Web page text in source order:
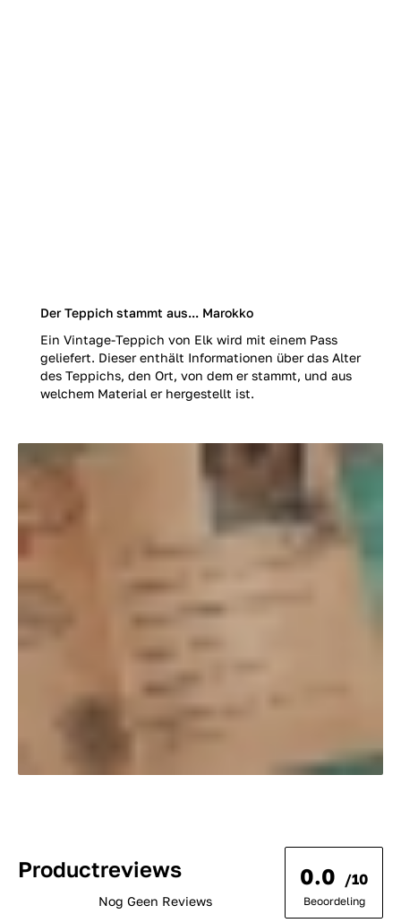
Der Teppich stammt aus... Marokko
Ein Vintage-Teppich von Elk wird mit einem Pass
geliefert. Dieser enthält Informationen über das Alter
des Teppichs, den Ort, von dem er stammt, und aus
welchem Material er hergestellt ist.
Productreviews
Nog Geen Reviews
0.0 /10
Beoordeling